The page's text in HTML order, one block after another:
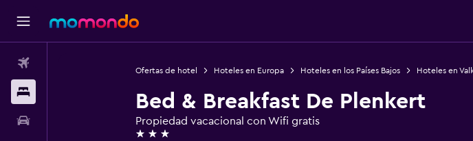
Ofertas de hotel Hoteles en Europa Hoteles en los Países Bajos Hoteles en
Bed & Breakfast De Plenkert
Propiedad vacacional con Wifi gratis
3 estrellas